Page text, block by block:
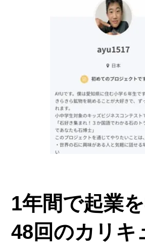
1年間で起業
48回のカリキ